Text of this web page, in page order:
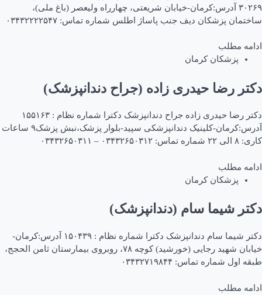
۳۰۲۶۹ آدرس:کرمان-خیابان شریعتی، چهارراه ولیعصر (باغ ملی)،
ساختمان پزشکان دیف جنب پاساژ اطلس شماره تماس: ۰۳۴۳۲۲۲۲۵۴۷
ادامه مطلب
پزشکان کرمان
دکتر رضا حیدری زاده (جراح دندانپزشک)
دکتر رضا حیدری زاده جراح دندانپزشک دکترا شماره نظام : ۱۵۵۱۶۳
آدرس:کرمان-کلینیک دندانپزشکی سپید-بلوار پزشک،نبش پزشک۹ ساعات
کاری: ۸ الی ۲۲ شماره تماس: ۰۳۴۳۲۶۵۰۳۱۲ – ۰۳۴۳۲۶۵۰۳۱۱
ادامه مطلب
پزشکان کرمان
دکتر شیما سام (دندانپزشک)
دکتر شیما سام دندانپزشک دکترا شماره نظام : ۱۵۰۴۳۹ آدرس:کرمان-
خیابان شهید رجایی (خورشید) کوچه ۷۸، روبروی بیمارستان ثامن الحجج،
طبقه اول شماره تماس: ۰۳۴۳۲۷۱۹۸۴۴
ادامه مطلب